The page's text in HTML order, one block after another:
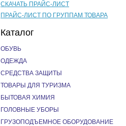
СКАЧАТЬ ПРАЙС-ЛИСТ
ПРАЙС-ЛИСТ ПО ГРУППАМ ТОВАРА
Каталог
ОБУВЬ
ОДЕЖДА
СРЕДСТВА ЗАЩИТЫ
ТОВАРЫ ДЛЯ ТУРИЗМА
БЫТОВАЯ ХИМИЯ
ГОЛОВНЫЕ УБОРЫ
ГРУЗОПОДЪЕМНОЕ ОБОРУДОВАНИЕ